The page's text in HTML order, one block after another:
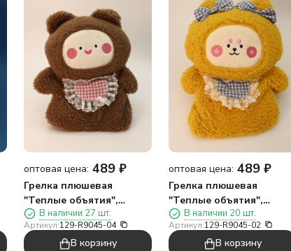
оптовая цена: 489 ₽
Грелка плюшевая
"Теплые объятия",
коричневая, 400 мл
(30*24 см)
В наличии 27 шт.
Артикул:129-R9045-04
В корзину
оптовая цена: 489 ₽
Грелка плюшевая
"Теплые объятия",
оранжевая, 400 мл (30*24
см)
В наличии 20 шт.
Артикул:129-R9045-02
В корзину